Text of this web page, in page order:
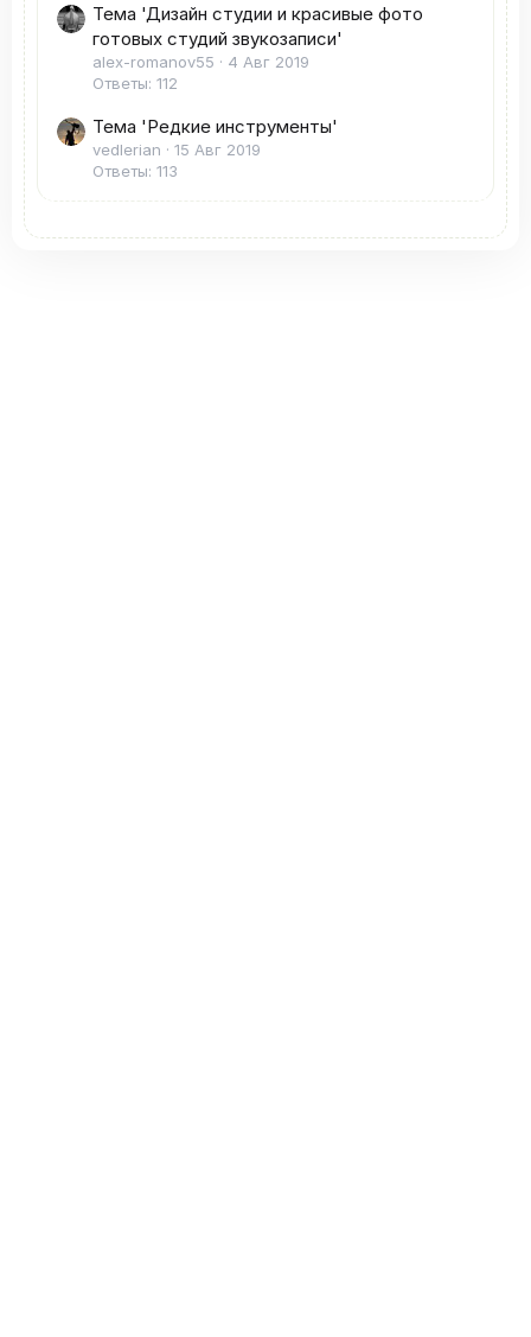
Тема 'Дизайн студии и красивые фото
готовых студий звукозаписи'
alex-romanov55
4 Авг 2019
Ответы: 112
Тема 'Редкие инструменты'
vedlerian
15 Авг 2019
Ответы: 113